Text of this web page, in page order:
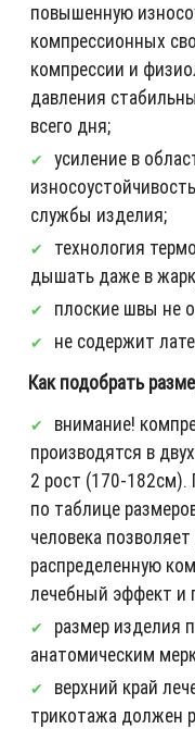
повышенную
компрессионных
компрессии и
давления
всего дня;
усиление в
службы изделия;
технология
дышать даже в
плоские швы не
не содержит
Как подобрать
внимание!
производятся в
2 рост (170-182см).
по таблице
человека
распределенную
лечебный эффект и
размер изделия
анатомическим
верхний край
трикотажа должен